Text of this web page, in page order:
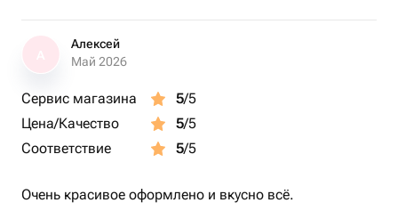
Алексей
Май 2026
Сервис магазина 5/5
Цена/Качество
5/5
Соответствие
5/5
Очень красивое оформлено и вкусно всё.